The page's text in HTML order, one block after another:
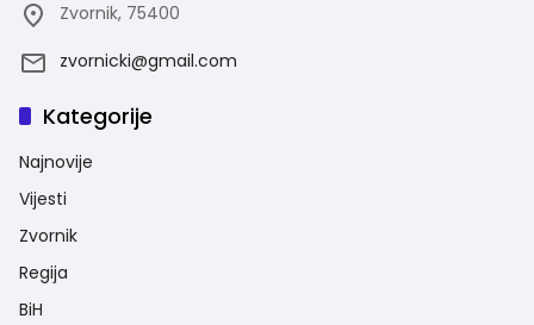
Zvornik, 75400
zvornicki@gmail.com
Kategorije
Najnovije
Vijesti
Zvornik
Regija
BiH